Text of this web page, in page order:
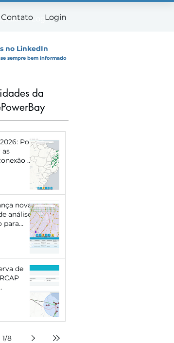
Contato Login
Login
no LinkedIn
sempre bem informado
da
Por
as
de
do
novas
análise
para
Geração
de
1/8